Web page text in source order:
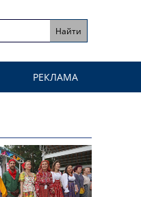
РЕКЛАМА